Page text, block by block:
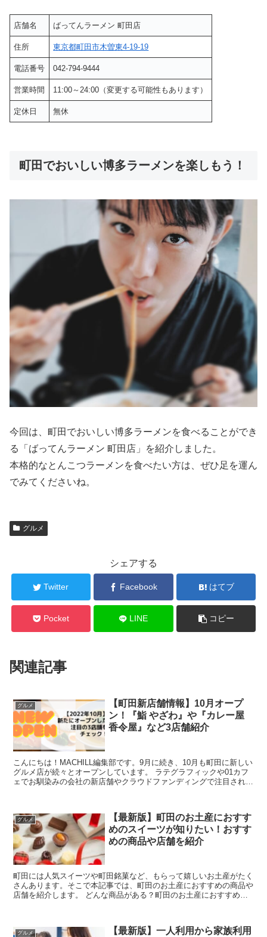
店舗名 ばってんラーメン 町田店
住所 東京都町田市木曽東4-19-19
電話番号 042-794-9444
営業時間 11:00～24:00（変更する可能性もあります）
定休日 無休
町田でおいしい博多ラーメンを楽しもう！
今回は、町田でおいしい博多ラーメンを食べることができ
る「ばってんラーメン 町田店」を紹介しました。
本格的なとんこつラーメンを食べたい方は、ぜひ足を運ん
でみてくださいね。
グルメ
シェアする
Twitter Facebook はてブ
Pocket LINE コピー
関連記事
グルメ
【町田新店舗情報】10月オープ
ン！『鮨 やざわ』や『カレー屋
香令屋』など3店舗紹介
こんにちは！MACHILL編集部です。9月に続き、10月も町田に新しい
グルメ店が続々とオープンしています。 ラテグラフィックや01カフ
ェでお馴染みの会社の新店舗やクラウドファンディングで注目されて
グルメ
【最新版】町田のお土産におすす
めのスイーツが知りたい！おすす
めの商品や店舗を紹介
町田には人気スイーツや町田銘菓など、もらって嬉しいお土産がたく
さんあります。そこで本記事では、町田のお土産におすすめの商品や
店舗を紹介します。 どんな商品がある？町田のお土産におすすめの
グルメ
【最新版】一人利用から家族利用